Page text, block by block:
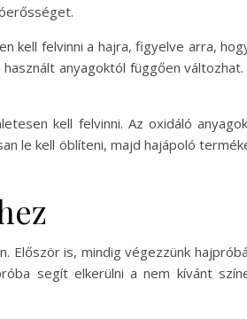
kell felvinni a hajra, figyelve arra,
anyagoktól függően
kell felvinni. Az oxidáló
le kell öblíteni, majd hajápoló
is, mindig végezzünk
segít elkerülni a nem kívánt